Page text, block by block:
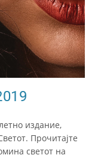
издание,
Прочитајте
светот на